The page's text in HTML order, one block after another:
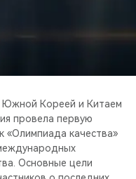
Южной Кореей и Китаем
провела первую
«Олимпиада качества»
Основные цели